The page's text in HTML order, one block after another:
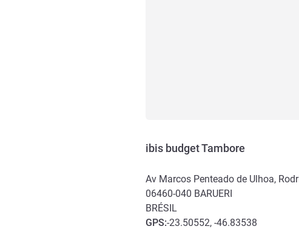
ibis budget Tambore
Av Marcos Penteado de Ulhoa,
06460-040 BARUERI
BRÉSIL
GPS:-23.50552, -46.83538